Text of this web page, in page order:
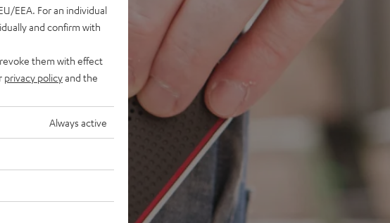
EEA. For an individual
and confirm with
them with effect
privacy policyand the
Always active